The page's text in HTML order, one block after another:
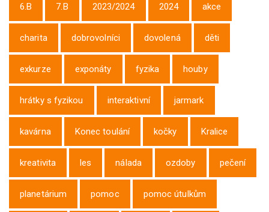
6.B 7.B 2023/2024 2024 akce
charita dobrovolníci dovolená děti
exkurze exponáty fyzika houby
hrátky s fyzikou interaktivní jarmark
kavárna Konec toulání kočky Kralice
kreativita les nálada ozdoby pečení
planetárium pomoc pomoc útulkům